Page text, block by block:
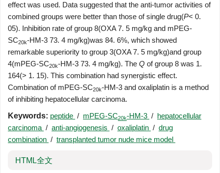
effect was used. Data suggested that the anti-tumor activities of
combined groups were better than those of single drug(P< 0.
05). Inhibition rate of group 8(OXA 7. 5 mg/kg and mPEG-
SC20k-HM-3 73. 4 mg/kg)was 84. 6%, which showed
remarkable superiority to group 3(OXA 7. 5 mg/kg)and group
4(mPEG-SC20k-HM-3 73. 4 mg/kg). The Q of group 8 was 1.
164(> 1. 15). This combination had synergistic effect.
Combination of mPEG-SC20k-HM-3 and oxaliplatin is a method
of inhibiting hepatocellular carcinoma.
Keywords: peptide / mPEG-SC20k-HM-3 / hepatocellular
carcinoma / anti-angiogenesis / oxaliplatin / drug
combination / transplanted tumor nude mice model
HTML全文